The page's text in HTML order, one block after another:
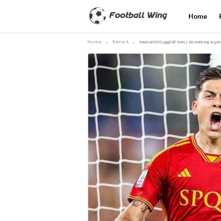
Home
Home Serie A ബോക്‌സിനുള്ളിൽ രണ്ടു താരങ്ങളെ